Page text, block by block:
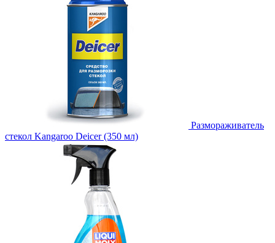
Размораживатель
стекол Kangaroo Deicer (350 мл)